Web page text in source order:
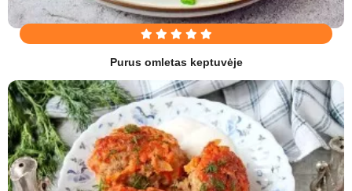
Purus omletas keptuvėje